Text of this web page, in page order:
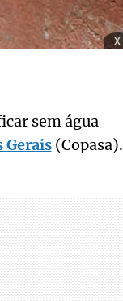
x
sem água
Gerais(Copasa).